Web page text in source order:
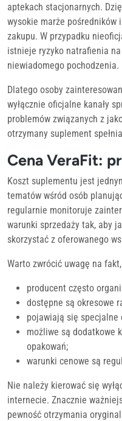
aptekach stacjonarnych.
wysokie marże pośredników
zakupu. W przypadku
istnieje ryzyko natrafienia
niewiadomego pochodzenia.
Dlatego osoby
wyłącznie oficjalne kanały
problemów związanych z
otrzymany suplement
Cena VeraFit:
Koszt suplementu jest
tematów wśród osób
regularnie monitoruje
warunki sprzedaży tak, aby
skorzystać z oferowanego
Warto zwrócić uwagę na
producent często
dostępne są okresowe
pojawiają się
możliwe są dodatkowe
opakowań;
warunki cenowe są
Nie należy kierować się
internecie. Znacznie
pewność otrzymania